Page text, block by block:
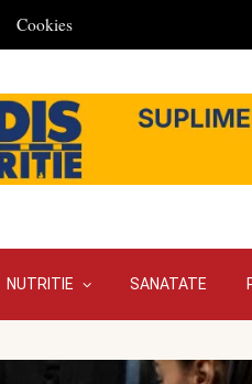
Cookies
NUTRITIE SANATATE